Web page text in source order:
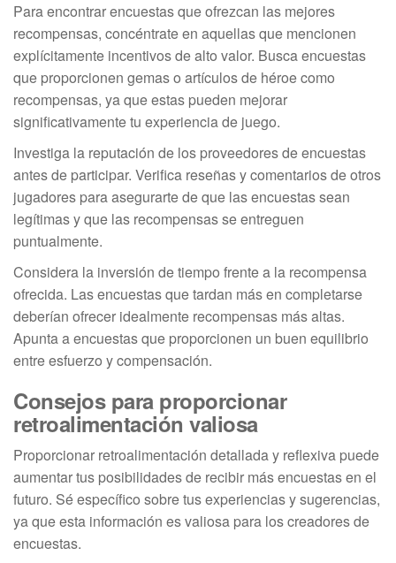
Para encontrar encuestas que ofrezcan las mejores
recompensas, concéntrate en aquellas que mencionen
explícitamente incentivos de alto valor. Busca encuestas
que proporcionen gemas o artículos de héroe como
recompensas, ya que estas pueden mejorar
significativamente tu experiencia de juego.
Investiga la reputación de los proveedores de encuestas
antes de participar. Verifica reseñas y comentarios de otros
jugadores para asegurarte de que las encuestas sean
legítimas y que las recompensas se entreguen
puntualmente.
Considera la inversión de tiempo frente a la recompensa
ofrecida. Las encuestas que tardan más en completarse
deberían ofrecer idealmente recompensas más altas.
Apunta a encuestas que proporcionen un buen equilibrio
entre esfuerzo y compensación.
Consejos para proporcionar
retroalimentación valiosa
Proporcionar retroalimentación detallada y reflexiva puede
aumentar tus posibilidades de recibir más encuestas en el
futuro. Sé específico sobre tus experiencias y sugerencias,
ya que esta información es valiosa para los creadores de
encuestas.